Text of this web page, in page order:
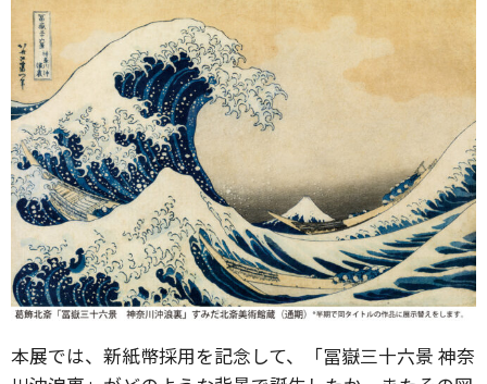
本展では、新紙幣採用を記念して、「冨嶽三十六景 神奈